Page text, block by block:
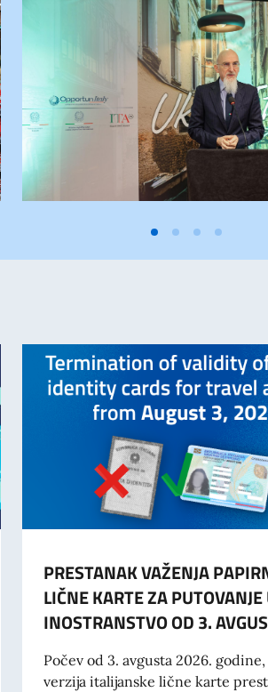
PRESTANAK VAŽENJA
LIČNE KARTE ZA PUTOVANJE
INOSTRANSTVO OD 3.
Počev od 3. avgusta 2026.
verzija italijanske lične karte